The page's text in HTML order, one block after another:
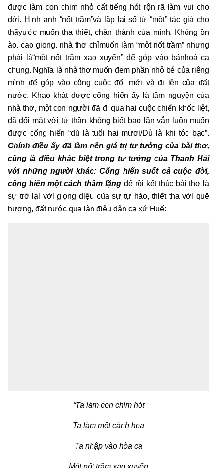
được làm con chim nhỏ cất tiếng hót rộn rã làm vui cho
đời. Hình ảnh “nốt trầm”và lặp lại số từ “một” tác giả cho
thấyước muốn tha thiết, chân thành của mình. Không ồn
ào, cao giọng, nhà thơ chỉmuốn làm “một nốt trầm” nhưng
phải là“một nốt trầm xao xuyến” để góp vào bảnhoà ca
chung. Nghĩa là nhà thơ muốn đem phần nhỏ bé của riêng
mình để góp vào công cuộc đổi mới và đi lên của đất
nước. Khao khát được cống hiến ấy là tâm nguyện của
nhà thơ, một con người đã đi qua hai cuộc chiến khốc liệt,
đã đối mặt với tử thần không biết bao lần vẫn luôn muốn
được cống hiến “dù là tuổi hai mươi/Dù là khi tóc bạc”.
Chính điều ấy đã làm nên giá trị tư tưởng của bài thơ,
cũng là điều khác biệt trong tư tưởng của Thanh Hải
với những người khác: Cống hiến suốt cả cuộc đời,
cống hiến một cách thầm lặng để rồi kết thúc bài thơ là
sự trở lại với giọng điệu của sự tự hào, thiết tha với quê
hương, đất nước qua làn điệu dân ca xứ Huế:
“Ta làm con chim hót
Ta làm một cành hoa
Ta nhập vào hòa ca
Một nốt trầm xao xuyến